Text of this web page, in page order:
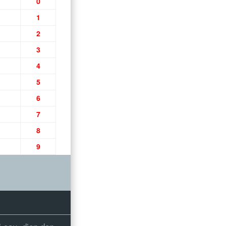
1
2
3
4
5
6
7
8
9